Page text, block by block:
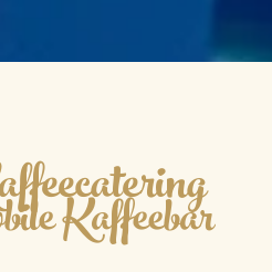
Kaffeebar